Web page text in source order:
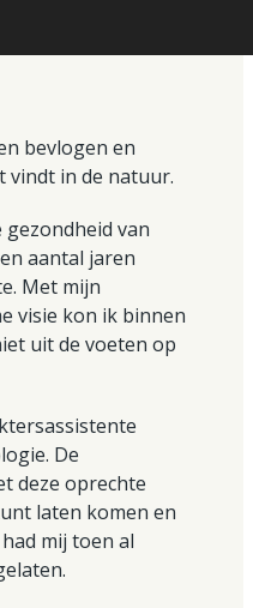
bevlogen en
in de natuur.
gezondheid van
aantal jaren
Met mijn
visie kon ik binnen
uit de voeten op
De
deze oprechte
laten komen en
mij toen al